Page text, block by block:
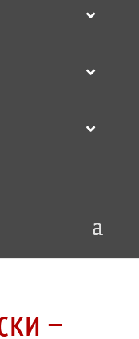
–